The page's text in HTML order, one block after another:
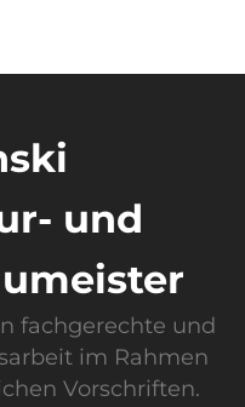
und
fachgerechte und
im Rahmen
Vorschriften.